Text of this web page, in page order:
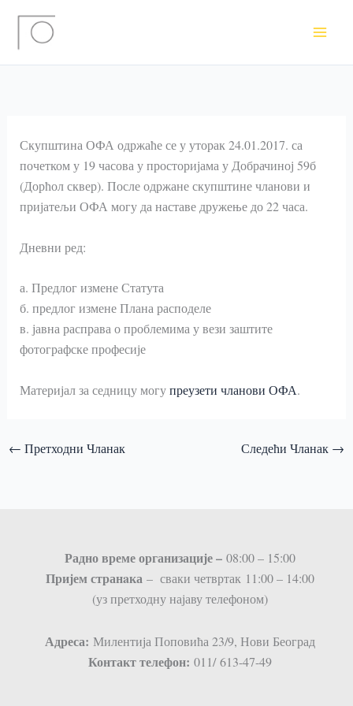
садржај
Скупштина ОФА одржаће се у уторак 24.01.2017. са
почетком у 19 часова у просторијама у Добрачиној 59б
(Дорћол сквер). После одржане скупштине чланови и
пријатељи ОФА могу да наставе дружење до 22 часа.
Дневни ред:
а. Предлог измене Статута
б. предлог измене Плана расподеле
в. јавна расправа о проблемима у вези заштите
фотографске професије
Материјал за седницу могупреузети чланови ОФА.
← Претходни Чланак Следећи Чланак →
Радно време организације – 08:00 – 15:00
Пријем странaка– сваки четвртак 11:00 – 14:00
(уз претходну најаву телефоном)
Адреса: Милентија Поповића 23/9, Нови Београд
Контакт телефон: 011/ 613-47-49